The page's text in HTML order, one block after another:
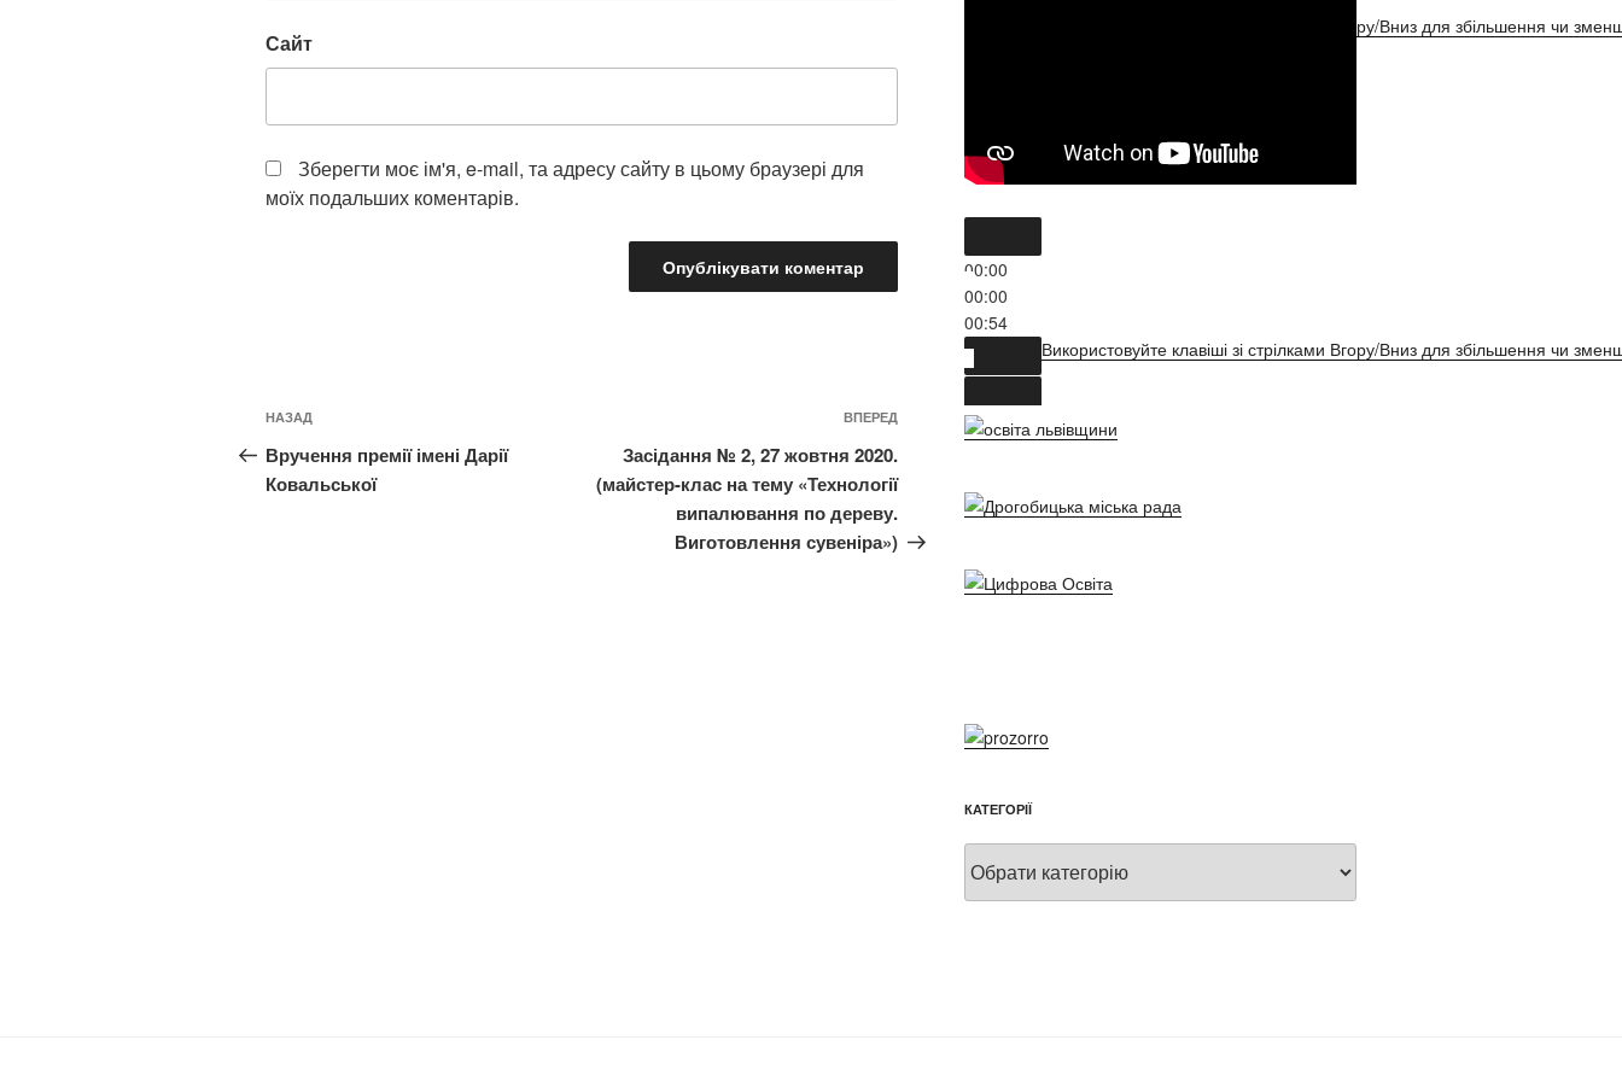
Сайт
Зберегти моє ім'я, e-mail, та адресу сайту в цьому браузері для
моїх подальших коментарів.
Навігація
записів
Попередній
запис:
НАЗАД
Вручення премії імені Дарії
Ковальської
Наступний
ВПЕРЕД
Засідання № 2, 27 жовтня 2020.
(майстер-клас на тему «Технології
випалювання по дереву.
Виготовлення сувеніра»)
Використовуйте клавіші зі стрілками Вгору/Вниз для збільшення чи
00:00
00:00
00:54
Використовуйте клавіші зі стрілками Вгору/Вниз для збільшення чи
КАТЕГОРІЇ